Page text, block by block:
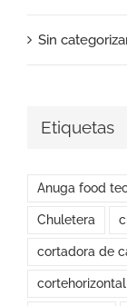
Sin
Etiquetas
Anuga food tec
Chuletera
cortadora de
cortehorizontal